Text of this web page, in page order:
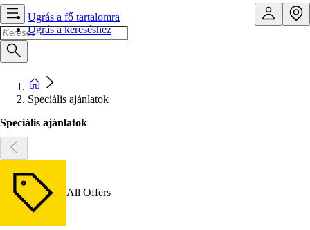
Ugrás a fő tartalomra
Ugrás a kereséshez
Speciális ajánlatok
Speciális ajánlatok
All Offers